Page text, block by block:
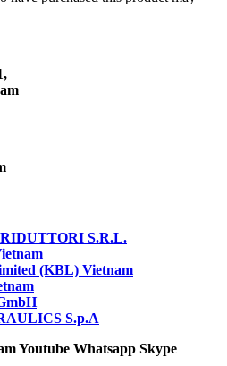
S.R.L.
(KBL) Vietnam
S.p.A
Youtube Whatsapp Skype